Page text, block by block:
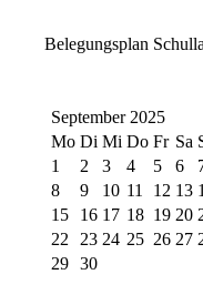
Belegungsplan
September 2025
Mo Di Mi Do Fr Sa
1
2 3 4 5 6
8
9 10 11 12 13
15
16 17 18 19 20
22
23 24 25 26 27
29 30